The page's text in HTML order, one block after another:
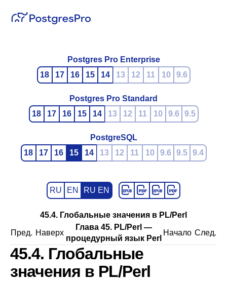
Postgres Pro Enterprise
18
17 16 15 14 13 12 11 10 9.6
Postgres Pro Standard
18
17 16 15 14 13 12 11 10 9.6 9.5
PostgreSQL
18
17 16 15 14 13 12 11 10 9.6 9.5 9.4
RU EN RU EN
45.4. Глобальные значения в PL/Perl
Пред. Наверх
Глава 45. PL/Perl —
процедурный язык Perl
Начало След.
45.4. Глобальные
значения в PL/Perl